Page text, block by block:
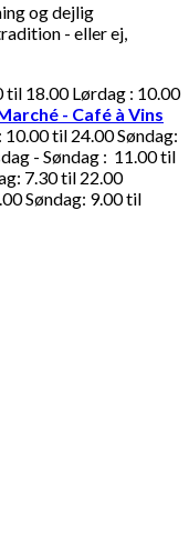
og dejlig
- eller ej,
til 18.00 Lørdag : 10.00
- Café à Vins
til 24.00 Søndag:
- Søndag : 11.00 til
7.30 til 22.00
Søndag: 9.00 til